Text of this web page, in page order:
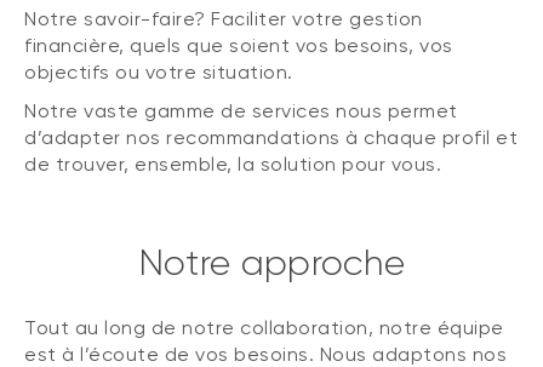
Notre savoir-faire? Faciliter votre gestion
financière, quels que soient vos besoins, vos
objectifs ou votre situation.
Notre vaste gamme de services nous permet
d’adapter nos recommandations à chaque profil et
de trouver, ensemble, la solution pour vous.
Notre approche
Tout au long de notre collaboration, notre équipe
est à l’écoute de vos besoins. Nous adaptons nos